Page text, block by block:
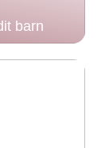
barn